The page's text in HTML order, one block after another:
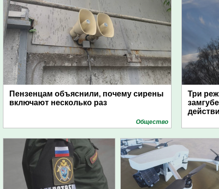
Пензенцам объяснили, почему сирены
включают несколько раз
Общество
Три